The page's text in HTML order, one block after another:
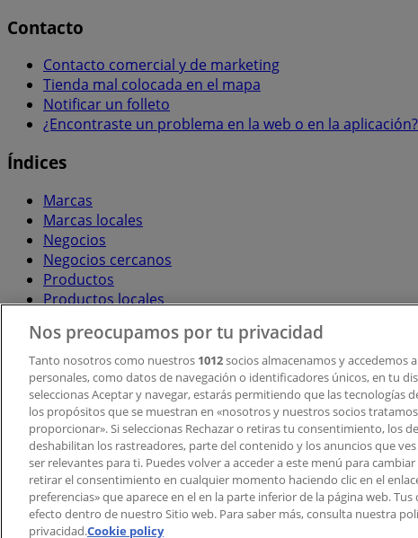
Contacto
Contacto comercial y de marketing
Tienda mal colocada en el mapa
Notificar un folleto
¿Encontraste un problema en la web o en la aplicación?
Índices
Marcas
Marcas locales
Negocios
Negocios cercanos
Productos
Productos locales
Descargar la APP Tiendeo
Copyright © Tiendeo ® 2026 · Shopfully Marketing S.L.U. –
Términos y condicionesPolítica de privacidad
Nos preocupamos por tu privacidad
Tanto nosotros como nuestros 1012socios almacenamos y accedemos
personales, como datos de navegación o identificadores únicos, en tu
seleccionas Aceptar y navegar, estarás permitiendo que las tecnologías
los propósitos que se muestran en «nosotros y nuestros socios
proporcionar». Si seleccionas Rechazar o retiras tu consentimiento, los
deshabilitan los rastreadores, parte del contenido y los anuncios que
ser relevantes para ti. Puedes volver a acceder a este menú para
retirar el consentimiento en cualquier momento haciendo clic en el
preferencias» que aparece en el en la parte inferior de la página web.
efecto dentro de nuestro Sitio web. Para saber más, consulta nuestra
privacidad.Cookie policy